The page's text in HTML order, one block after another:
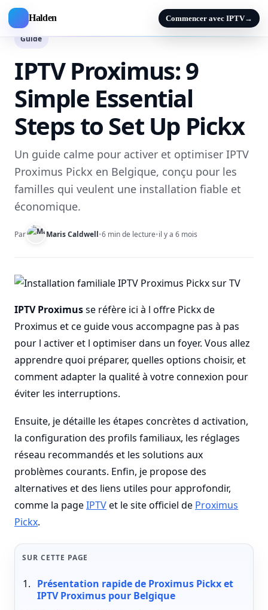
Halden Commencer avec IPTV→
Guide
IPTV Proximus: 9
Simple Essential
Steps to Set Up Pickx
Un guide calme pour activer et optimiser IPTV
Proximus Pickx en Belgique, conçu pour les
familles qui veulent une installation fiable et
économique.
Par Maris Caldwell•6 min de lecture•il y a 6 mois
IPTV Proximusse réfère ici à l offre Pickx de
Proximus et ce guide vous accompagne pas à pas
pour l activer et l optimiser dans un foyer. Vous allez
apprendre quoi préparer, quelles options choisir, et
comment adapter la qualité à votre connexion pour
éviter les interruptions.
Ensuite, je détaille les étapes concrètes d activation,
la configuration des profils familiaux, les réglages
réseau recommandés et les solutions aux
problèmes courants. Enfin, je propose des
alternatives et des liens utiles pour approfondir,
comme la pageIPTVet le site officiel de Proximus
Pickx.
SUR CETTE PAGE
Présentation rapide de Proximus Pickx et
IPTV Proximus pour Belgique